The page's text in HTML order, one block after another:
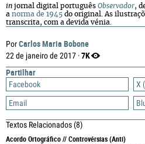
PorCarlos Maria Bobone
22 de janeiro de 2017 ·7K
Partilhar
Facebook
X
Email
Textos Relacionados(8)
Acordo Ortográfico // Controvérsias (anti)
in jornal digital português Observador,
a norma de 1945 do original. As
transcrita, com a devida vénia.